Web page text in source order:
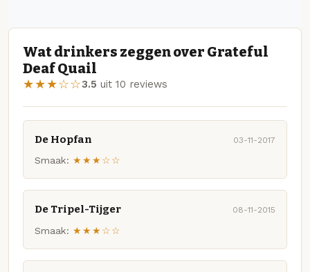
Wat drinkers zeggen over Grateful
Deaf Quail
★★★☆☆3.5 uit 10 reviews
De Hopfan 03-11-2017
Smaak: ★★★☆☆
De Tripel-Tijger 08-11-2015
Smaak: ★★★☆☆